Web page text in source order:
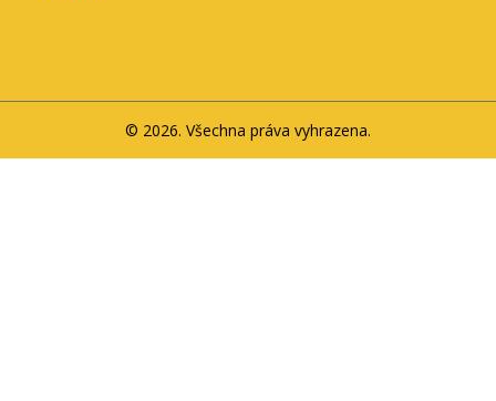
© 2026. Všechna práva vyhrazena.